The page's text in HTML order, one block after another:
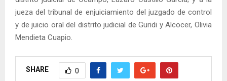
jueza del tribunal de enjuiciamiento del juzgado de control
y de juicio oral del distrito judicial de Guridi y Alcocer, Olivia
Mendieta Cuapio.
SHARE 0